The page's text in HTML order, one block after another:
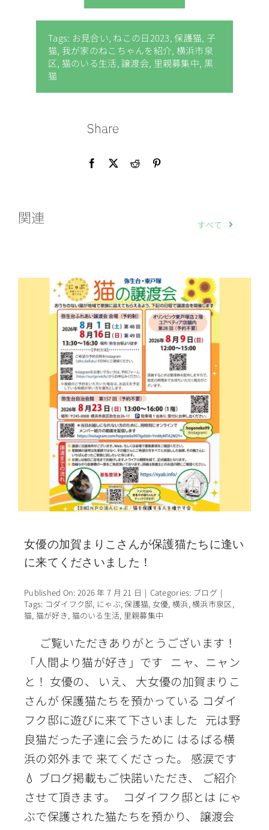
Tags: お見合い, ねこの日2023,保護猫, 子
猫, 我が家のねこちゃんを紹介, 横浜市泉
区, 猫のいる生活,譲渡会, 里親募集中, 黒
猫
Share
関連 すべて
女優の加賀まりこさんが保護猫たちに逢い
に来てくださいました！
Published On: 2026 年 7 月 21 日 | Categories: ブログ |
Tags: コダイフク邸, にゃぶ,保護猫, 女優,横浜,横浜市泉区,
猫, 猫が好き, 猫のいる生活, 里親募集中
ご覧いただきありがとうございます！
「人間より猫が好き」です ニャ、ニャン
と！ 女優の、 いえ、 大女優の加賀まりこ
さんが 保護猫たちを預かっている コダイ
フク邸に遊びに来て下さいました 元は野
良猫だった子達に会うために はるばる横
浜の郊外まで 来てくださった。 感涙です
💧 ブログ掲載もご快諾いただき、 ご紹介
させて頂きます。 コダイフク邸とは にゃ
ぶで保護された猫たちを預かり、 譲渡会